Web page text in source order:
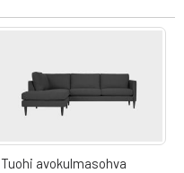
Tuohi avokulmasohva